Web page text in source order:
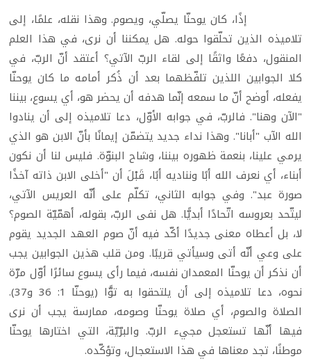
إذًا، كان يوحنّا يصلّي، ويصوم. وهذا نقله، علمًا، إلى
تلاميذه الذين تحلّقوا حوله. هل يمكننا أن نرى، في هذا العلم
المنقول، دفعًا واثقًا إلى لقاء الربّ الآتي؟ أعتقد أنّ الربّ، في
كلا الجوابين اللذين تلفّظهما بعد أن ذُكر أمامه ما كان يوحنّا
يفعله، أوضح أنّ ما سمعه إنّما هدفه أن يحضر هو، أي يسوع، بيننا
"الآن وهنا". فالربّ، في جوابه الأوّل، دعا تلاميذه إلى أن ينادوا
الله الآب "أبانا". وهذا نداء جديد يتضمّن إيمانًا بأنّ الابن هو الذي
يرمي علينا، بنعمة ظهوره بيننا، وشاح البنوّة. فليس لنا أن نكون
أبناء، أي نعرف الله أبًا ونناديه أبًا، قَبْلَ أن "أخلى الابن ذاته آخذًا
صورة عبد". وفي جوابه الثاني، تكلّم على أنّه العريس الآتي،
ليتّحد بعروسه اتّحادًا أبديًّا. هل نفى الربّ، بقوله، أهمّيّة الصوم؟
لا، بل أعطاه معنى جديدًا أكّد فيه أنّ صوم العهد الجديد يقوم
على وعي أنّه أتى وسيأتي قريبًا. ومن قلب هذين الجوابين يجب
أن نذكر أن يوحنّا المعمدان نفسه، فيما رأى يسوع سائرًا أوّل مرّة
نحوه، دعا تلاميذه إلى أن يلتحقوا به توًّا (يوحنّا 1: 36 و37).
الصلاة والصوم، أي صلاة يوحنّا وصومه، ممارسة يجب أن نرى
فيها أنّها تستعجل مجيء الربّ. والبرّيّة، التي اختارها يوحنّا
موطنًا، تجد معناها في هذا الاستعجال، وتؤكّده.